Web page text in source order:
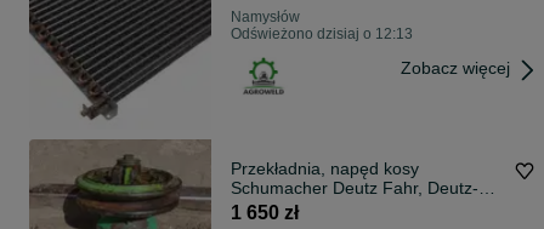
Namysłów
Odświeżono dzisiaj o 12:13
Zobacz więcej
Przekładnia, napęd kosy
Schumacher Deutz Fahr, Deutz-
Fahr 06510596
1 650 zł